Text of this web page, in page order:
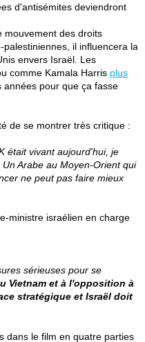
d'antisémites deviendront
mouvement des droits
il influencera la
envers Israël. Les
comme Kamala Harris plus
années pour que ça fasse
de se montrer très critique :
était vivant aujourd'hui, je
Arabe au Moyen-Orient qui
ne peut pas faire mieux
ministre israélien en charge
sérieuses pour se
Vietnam et à l'opposition à
stratégique et Israël doit
dans le film en quatre parties